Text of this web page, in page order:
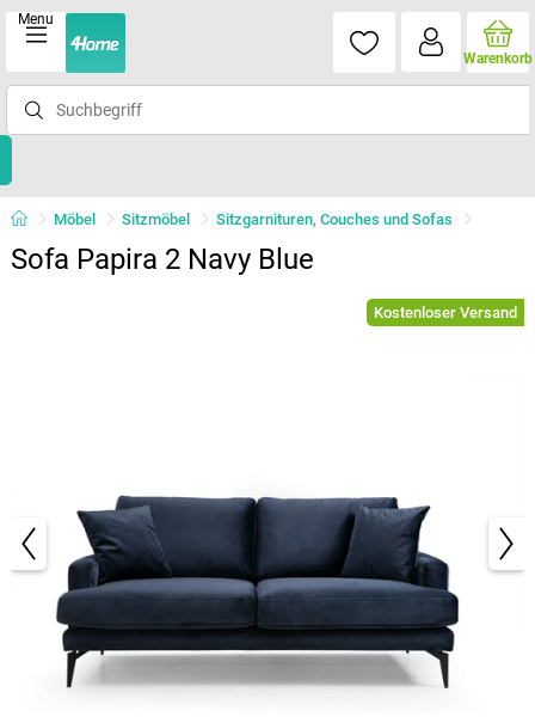
Menu
Warenkorb
Möbel Sitzmöbel Sitzgarnituren, Couches und Sofas
Sofa Papira 2 Navy Blue
Kostenloser Versand